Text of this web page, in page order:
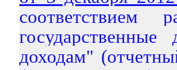
соответствием
доходам"